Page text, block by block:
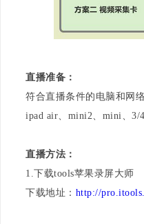
直播准备：
符合直播条件的电脑和网
ipad air、mini2、mini、3/
直播方法：
1.下载tools苹果录屏大师
下载地址： http://